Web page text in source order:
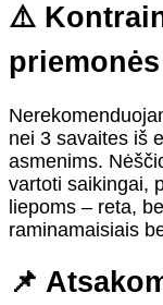
⚠️
nei 3 savaites iš
asmenims.
vartoti saikingai,
liepoms – reta,
raminamaisiais
📌